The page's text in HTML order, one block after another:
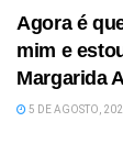
Agora é
mim e
Margarida
5 DE AGOSTO,